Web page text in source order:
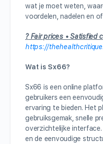
wat je moet weten,
voordelen, nadelen en
?Fair prices • Satisfied
https://
Wat is Sx66?
Sx66 is een online
gebruikers een
ervaring te bieden. Het
gebruiksgemak, snelle
overzichtelijke
en de eenvoudige